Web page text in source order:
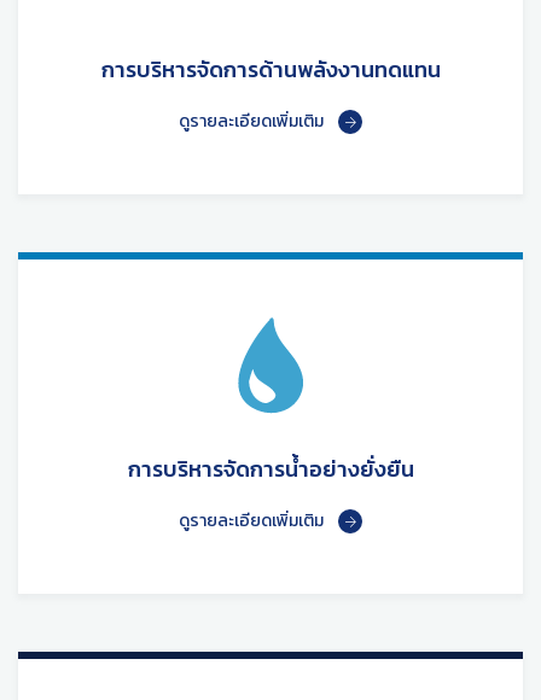
การบริหารจัดการด้านพลังงานทดแทน
ดูรายละเอียดเพิ่มเติม
การบริหารจัดการน้ำอย่างยั่งยืน
ดูรายละเอียดเพิ่มเติม